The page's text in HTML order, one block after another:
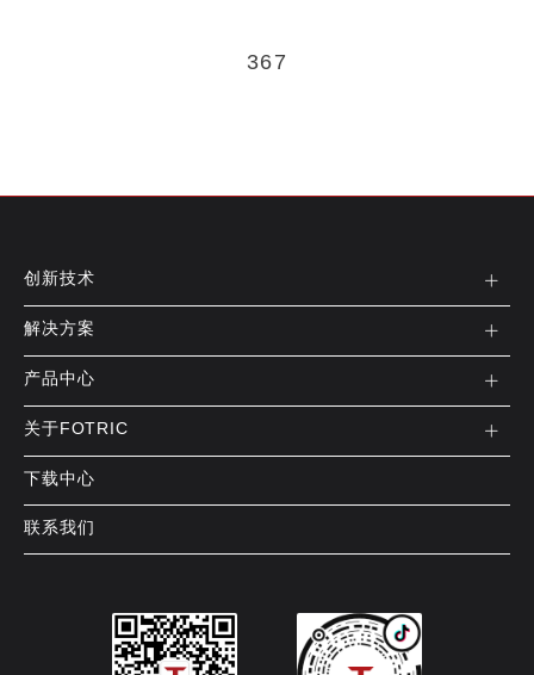
367
创新技术
解决方案
产品中心
关于FOTRIC
下载中心
联系我们